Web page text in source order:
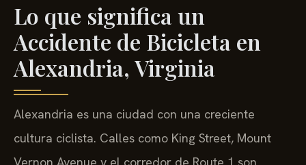
Lo que significa un
Accidente de Bicicleta en
Alexandria, Virginia
Alexandria es una ciudad con una creciente
cultura ciclista. Calles como King Street, Mount